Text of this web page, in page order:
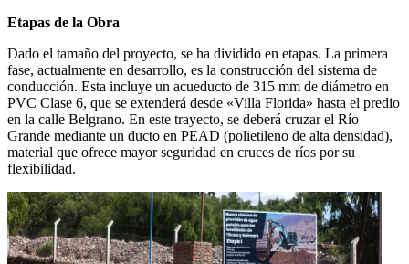
Etapas de la Obra
Dado el tamaño del proyecto, se ha dividido en etapas. La primera
fase, actualmente en desarrollo, es la construcción del sistema de
conducción. Esta incluye un acueducto de 315 mm de diámetro en
PVC Clase 6, que se extenderá desde «Villa Florida» hasta el predio
en la calle Belgrano. En este trayecto, se deberá cruzar el Río
Grande mediante un ducto en PEAD (polietileno de alta densidad),
material que ofrece mayor seguridad en cruces de ríos por su
flexibilidad.